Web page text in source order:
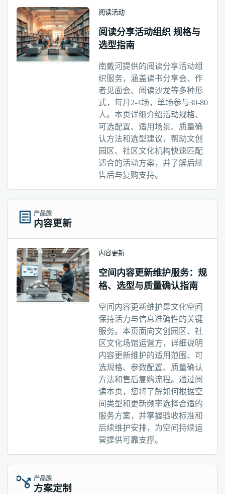
阅读活动
阅读分享活动组织 规格与
选型指南
南戴河提供的阅读分享活动组
织服务，涵盖读书分享会、作
者见面会、阅读沙龙等多种形
式，每月2-4场，单场参与30-80
人。本页详细介绍活动规格、
可选配置、适用场景、质量确
认方法和选型建议，帮助文创
园区、社区文化机构快速匹配
适合的活动方案，并了解后续
售后与复购支持。
产品族
内容更新
内容更新
空间内容更新维护服务：规
格、选型与质量确认指南
空间内容更新维护是文化空间
保持活力与信息准确性的关键
服务。本页面向文创园区、社
区文化场馆运营方，详细说明
内容更新维护的适用范围、可
选规格、参数配置、质量确认
方法和售后复购流程。通过阅
读本页，您将了解如何根据空
间类型和更新频率选择合适的
服务方案，并掌握验收标准和
后续维护安排，为空间持续运
营提供可靠支撑。
产品族
方案定制